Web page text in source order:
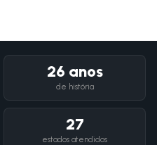
26 anos
de história
27
estados atendidos